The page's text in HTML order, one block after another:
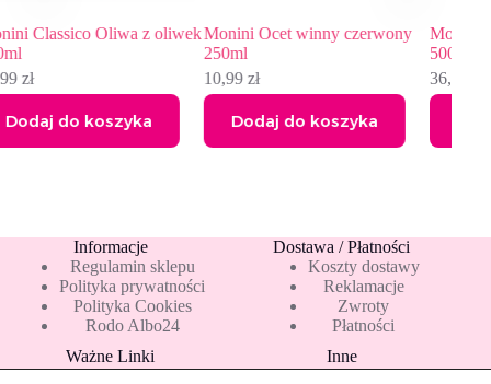
Monini Ocet winny czerwony
Dodaj do koszyka
Monini Mini Oliwa z oliwek
Dodaj do koszyka
Informacje
Regulamin sklepu
Polityka prywatności
Polityka Cookies
Rodo Albo24
Dostawa / Płatności
Koszty dostawy
Reklamacje
Zwroty
Płatności
Ważne Linki
Blog
Inne
Pakiety 10 mleka